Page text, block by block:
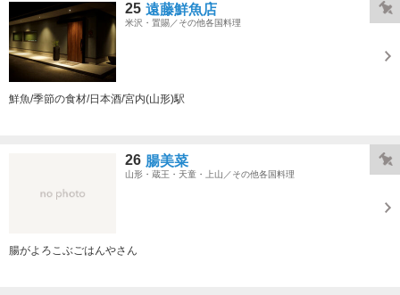
25 遠藤鮮魚店
米沢・置賜／その他各国料理
鮮魚/季節の食材/日本酒/宮内(山形)駅
26 腸美菜
山形・蔵王・天童・上山／その他各国料理
腸がよろこぶごはんやさん